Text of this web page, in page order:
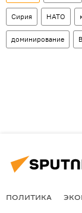
Сирия НАТО
доминирование
ПОЛИТИКА